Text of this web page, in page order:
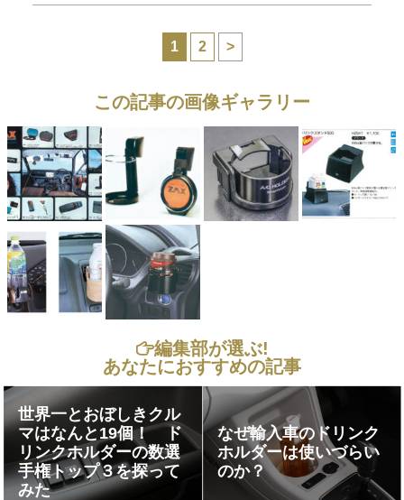
1 2 >
この記事の画像ギャラリー
編集部が選ぶ!
あなたにおすすめの記事
世界一とおぼしきクル
マはなんと19個！ ド
リンクホルダーの数選
手権トップ３を探って
みた
なぜ輸入車のドリンク
ホルダーは使いづらい
のか？